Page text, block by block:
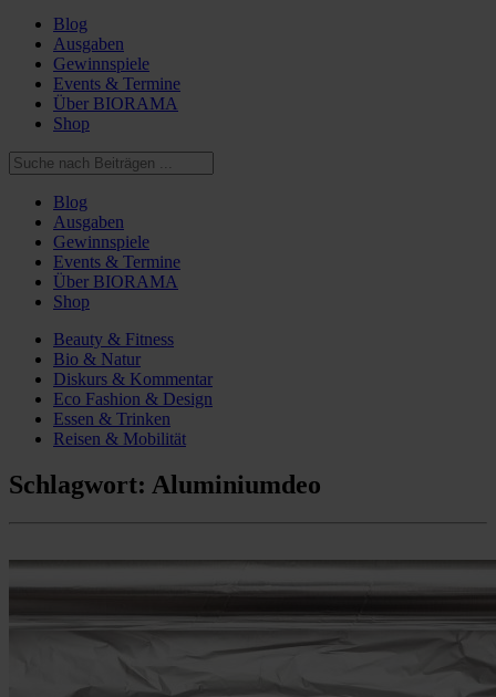
Blog
Ausgaben
Gewinnspiele
Events & Termine
Über BIORAMA
Shop
Blog
Ausgaben
Gewinnspiele
Events & Termine
Über BIORAMA
Shop
Beauty & Fitness
Bio & Natur
Diskurs & Kommentar
Eco Fashion & Design
Essen & Trinken
Reisen & Mobilität
Schlagwort: Aluminiumdeo